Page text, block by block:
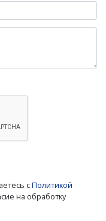
сПолитикой
на обработку